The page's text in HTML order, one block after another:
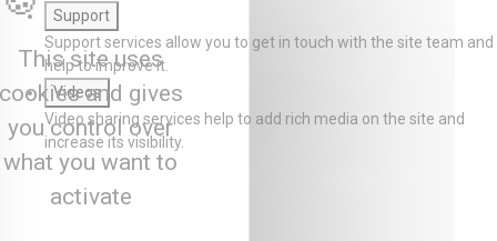
Support
Support services allow you to get in touch with the site team and
help to improve it.
Videos
Video sharing services help to add rich media on the site and
increase its visibility.
This site uses
and gives
you control over
what you want to
activate